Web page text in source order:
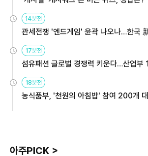
14분전
관세전쟁 '엔드게임' 윤곽 나오나…한국
용해야
17분전
섬유패션 글로벌 경쟁력 키운다…산업부
원
18분전
농식품부, '천원의 아침밥' 참여 200개
아주PICK >